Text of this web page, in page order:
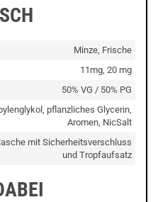
Minze, Frische
11mg, 20 mg
50% VG / 50% PG
pflanzliches Glycerin,
Aromen, NicSalt
mit Sicherheitsverschluss
und Tropfaufsatz